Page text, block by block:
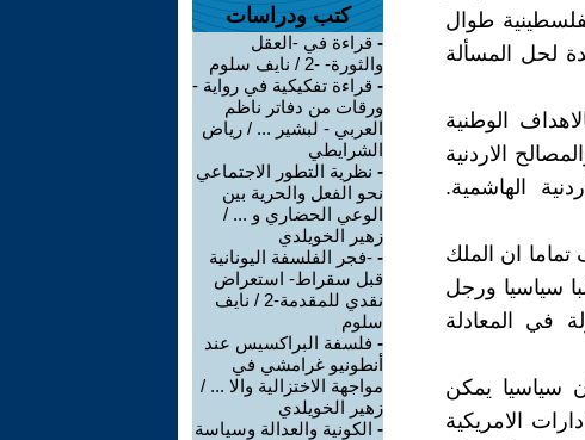
طوال
لحل المسألة
الوطنية
الاردنية
الهاشمية.
ان الملك
سياسيا ورجل
في المعادلة
سياسيا يمكن
الامريكية
كتب ودراسات
- قراءة في -العقل
والثورة- -2 / نايف سلوم
- قراءة تفكيكية في رواية -
ورقات من دفاتر ناظم
العربي - لبشير ... / رياض
الشرايطي
- نظرية التطور الاجتماعي
نحو الفعل والحرية بين
الوعي الحضاري و ... /
زهير الخويلدي
- -فجر الفلسفة اليونانية
قبل سقراط- استعراض
نقدي للمقدمة-2 / نايف
سلوم
- فلسفة البراكسيس عند
أنطونيو غرامشي في
مواجهة الاختزالية والا ... /
زهير الخويلدي
- الكونية والعدالة وسياسة